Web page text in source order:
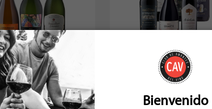
Pack 3 Espumantes
Socio: $27.360
Normal: $27.360
Stock: 43
Pack 6 Vinos Variedad
Socio: $124.400
Normal: $124.400
Bienvenido